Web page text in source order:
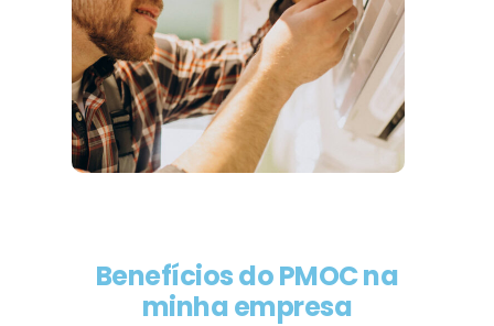
Benefícios do PMOC na
minha empresa